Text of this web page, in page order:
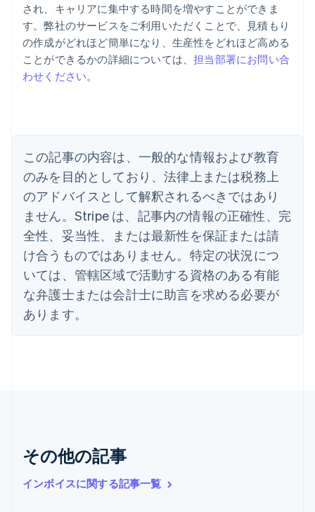
され、キャリアに集中する時間を増やすことができま
す。弊社のサービスをご利用いただくことで、見積もり
の作成がどれほど簡単になり、生産性をどれほど高める
ことができるかの詳細については、担当部署にお問い合
わせください。
この記事の内容は、一般的な情報および教育
のみを目的としており、法律上または税務上
のアドバイスとして解釈されるべきではあり
ません。Stripe は、記事内の情報の正確性、完
全性、妥当性、または最新性を保証または請
け合うものではありません。特定の状況につ
いては、管轄区域で活動する資格のある有能
な弁護士または会計士に助言を求める必要が
あります。
その他の記事
インボイスに関する記事一覧
アイルランド
English
アメリカ
EnglishEspañol简体中文
アラブ首長国連邦
インド
English
エストニア
English
オーストラリア
オーストリア
DeutschEnglish
オランダ
Nederlands English
カナダ
EnglishFrançais
キプロス
English
English简体中文
DeutschFrançaisItalianoEnglish